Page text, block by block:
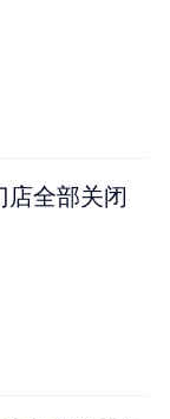
店全部关闭